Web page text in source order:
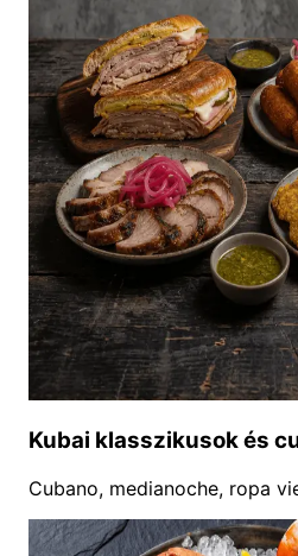
Kubai klasszikusok és
Cubano, medianoche, ropa